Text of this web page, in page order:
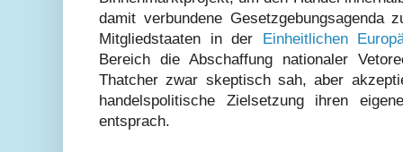
damit verbundene Gesetzgebungsagenda
Mitgliedstaaten in der Einheitlichen
Bereich die Abschaffung nationaler
Thatcher zwar skeptisch sah, aber
handelspolitische Zielsetzung ihren
entsprach.